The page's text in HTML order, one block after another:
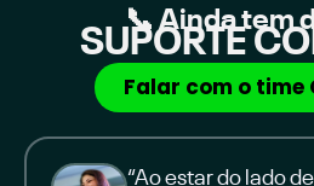
📞 Ainda tem
SUPORTE
Falar com o time
“Ao estar do lado de